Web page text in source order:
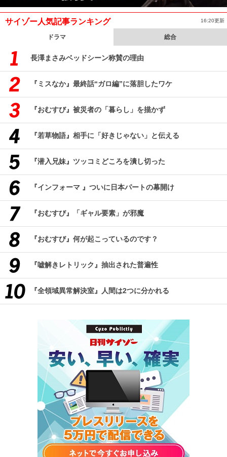
サイゾー人気記事ランキング 16:20更新
ドラマ 総合
長澤まさみベッドシーン称賛の理由
『ミスなか』最終話“ガロ編”に落胆したワケ
『おむすび』被災者の「暮らし」を描かず
『若草物語』相手に「好きじゃない」と伝える
『潜入兄妹』ツッコミどころを潰し切った
『インフォーマ 』ついに日本パートの幕開け
『おむすび』「ギャル要素」が邪魔
『おむすび』何が起こっているのです？
『嘘解きレトリック』抽出された普遍性
『全領域異常解決室』人間は2つに分かれる